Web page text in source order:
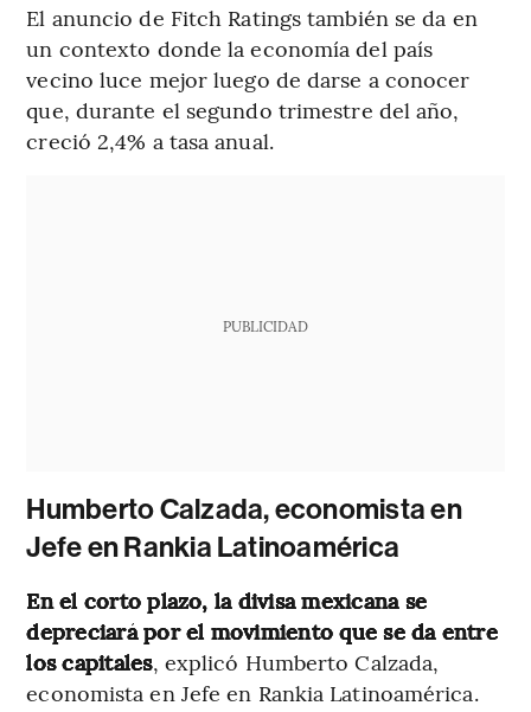
El anuncio de Fitch Ratings también se da en
un contexto donde la economía del país
vecino luce mejor luego de darse a conocer
que, durante el segundo trimestre del año,
creció 2,4% a tasa anual.
PUBLICIDAD
Humberto Calzada, economista en
Jefe en Rankia Latinoamérica
En el corto plazo, la divisa mexicana se
depreciará por el movimiento que se da entre
los capitales, explicó Humberto Calzada,
economista en Jefe en Rankia Latinoamérica.